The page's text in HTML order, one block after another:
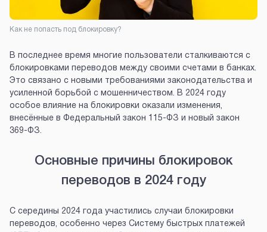
Как не попасть под блокировку?
В последнее время многие пользователи сталкиваются с
блокировками переводов между своими счетами в банках.
Это связано с новыми требованиями законодательства и
усиленной борьбой с мошенничеством. В 2024 году
особое влияние на блокировки оказали изменения,
внесённые в Федеральный закон 115-ФЗ и новый закон
369-ФЗ.
Основные причины блокировок
переводов в 2024 году
С середины 2024 года участились случаи блокировки
переводов, особенно через Систему быстрых платежей